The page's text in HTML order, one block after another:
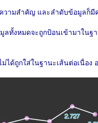
วามสำคัญ และลำดับข้อมูลก็
ทั้งหมดจะถูกป้อนเข้ามาในฐ
ด้ถูกใส่ในฐานะเส้นต่อเนื่อง